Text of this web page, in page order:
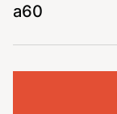
a60